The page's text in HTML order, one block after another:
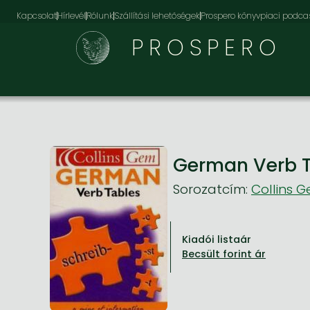
KapcsolatHírlevélRólunkSzállítási lehetőségekProspero könyvpiaci
PROSPERO
German Verb
Sorozatcím: Collins
Kiadói listaár